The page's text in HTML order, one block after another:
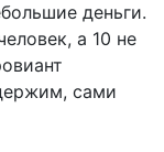
деньги.
а 10 не
сами